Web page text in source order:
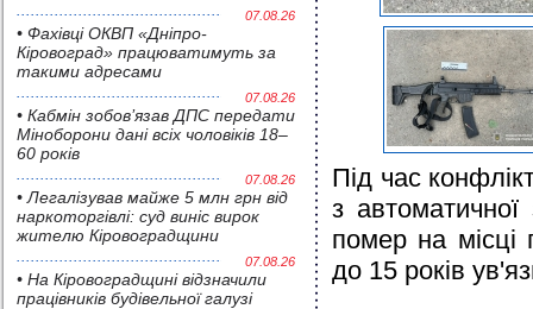
07.08.26
• Фахівці ОКВП «Дніпро-
Кіровоград» працюватимуть за
такими адресами
07.08.26
• Кабмін зобов’язав ДПС передати
Міноборони дані всіх чоловіків 18–
60 років
07.08.26
• Легалізував майже 5 млн грн від
наркоторгівлі: суд виніс вирок
жителю Кіровоградщини
07.08.26
• На Кіровоградщині відзначили
працівників будівельної галузі
Під час
з
помер на місці
до 15 років